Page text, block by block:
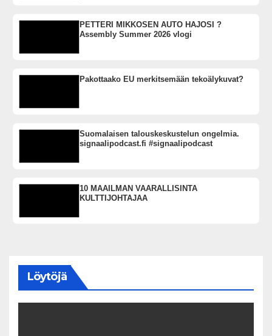
PETTERI MIKKOSEN AUTO HAJOSI ?
Assembly Summer 2026 vlogi
Pakottaako EU merkitsemään tekoälykuvat?
Suomalaisen talouskeskustelun ongelmia.
signaalipodcast.fi #signaalipodcast
10 MAAILMAN VAARALLISINTA
KULTTIJOHTAJAA
Löytöjä